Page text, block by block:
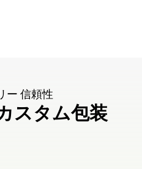
ー 信頼性
スタム包装